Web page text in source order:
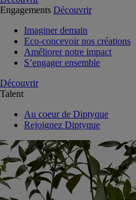
Engagements Découvrir
Imaginer demain
Eco-concevoir nos créations
Améliorer notre impact
S’engager ensemble
Découvrir
Talent
Au coeur de Diptyque
Rejoignez Diptyque